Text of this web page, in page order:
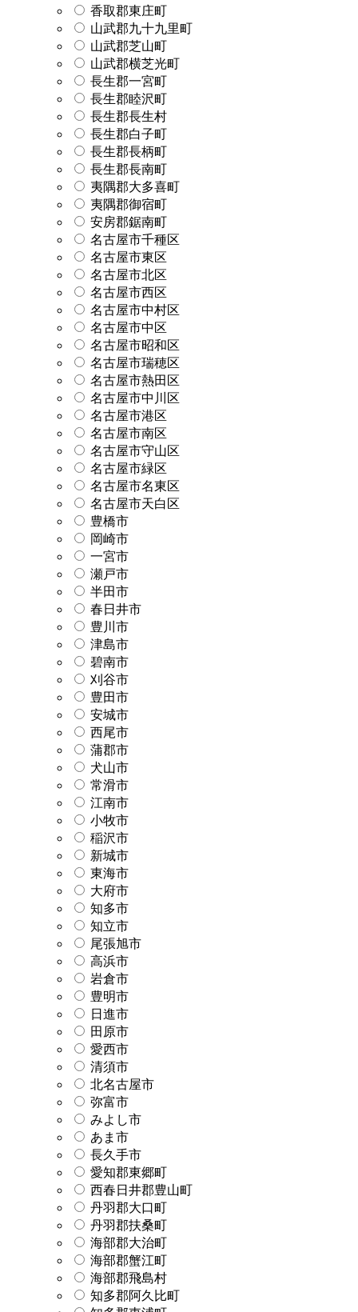
香取郡東庄町
山武郡九十九里町
山武郡芝山町
山武郡横芝光町
長生郡一宮町
長生郡睦沢町
長生郡長生村
長生郡白子町
長生郡長柄町
長生郡長南町
夷隅郡大多喜町
夷隅郡御宿町
安房郡鋸南町
名古屋市千種区
名古屋市東区
名古屋市北区
名古屋市西区
名古屋市中村区
名古屋市中区
名古屋市昭和区
名古屋市瑞穂区
名古屋市熱田区
名古屋市中川区
名古屋市港区
名古屋市南区
名古屋市守山区
名古屋市緑区
名古屋市名東区
名古屋市天白区
豊橋市
岡崎市
一宮市
瀬戸市
半田市
春日井市
豊川市
津島市
碧南市
刈谷市
豊田市
安城市
西尾市
蒲郡市
犬山市
常滑市
江南市
小牧市
稲沢市
新城市
東海市
大府市
知多市
知立市
尾張旭市
高浜市
岩倉市
豊明市
日進市
田原市
愛西市
清須市
北名古屋市
弥富市
みよし市
あま市
長久手市
愛知郡東郷町
西春日井郡豊山町
丹羽郡大口町
丹羽郡扶桑町
海部郡大治町
海部郡蟹江町
海部郡飛島村
知多郡阿久比町